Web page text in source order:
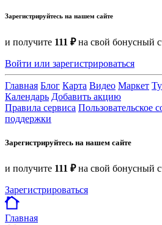
Зарегистрируйтесь на нашем сайте
и получите 111 ₽на свой бонусный
Войти или зарегистрироваться
Главная Блог Карта Видео Маркет
Календарь Добавить акцию
Правила сервиса Пользовательское
поддержки
Зарегистрируйтесь на нашем сайте
и получите 111 ₽на свой бонусный
Зарегистрироваться
Главная